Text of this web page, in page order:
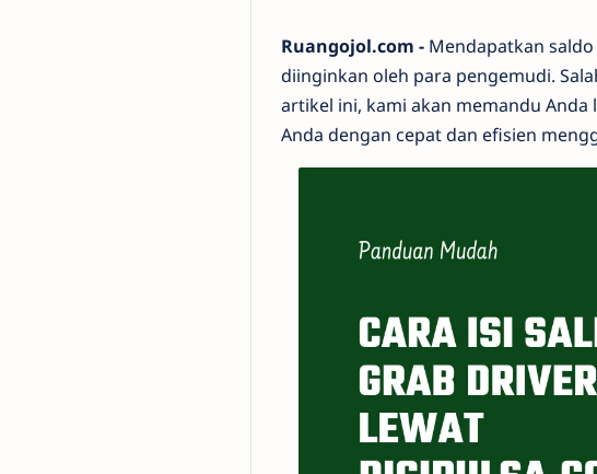
Ruangojol.com - Mendapatkan
diinginkan oleh para pengemudi.
artikel ini, kami akan memandu
Anda dengan cepat dan efisien